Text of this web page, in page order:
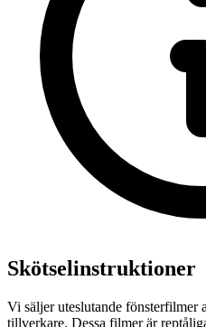
Skötselinstruktioner
Vi säljer uteslutande fönsterfilmer
tillverkare. Dessa filmer är